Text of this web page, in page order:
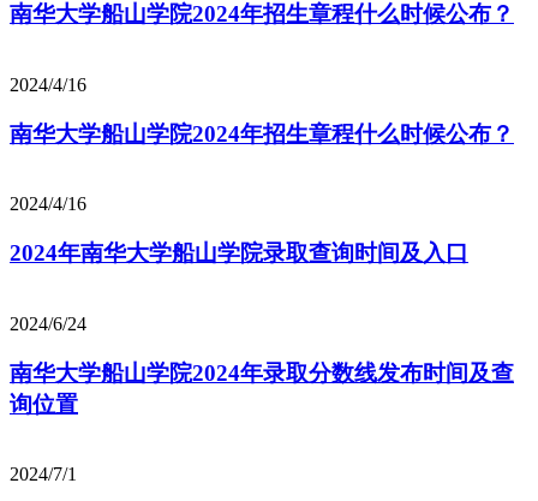
南华大学船山学院2024年招生章程什么时候公布？
2024/4/16
南华大学船山学院2024年招生章程什么时候公布？
2024/4/16
2024年南华大学船山学院录取查询时间及入口
2024/6/24
南华大学船山学院2024年录取分数线发布时间及查
询位置
2024/7/1